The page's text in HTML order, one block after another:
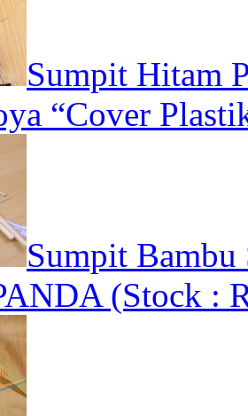
Sumpit Hitam
“Cover
Sumpit
(Stock :